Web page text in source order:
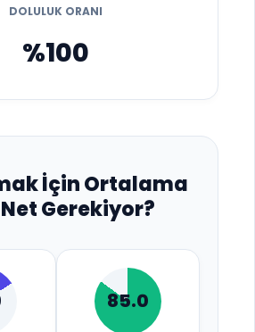
DOLULUK ORANI
%100
İçin Ortalama
Gerekiyor?
85.0